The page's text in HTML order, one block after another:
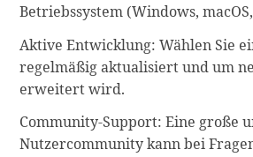
Betriebssystem (Windows,
Aktive Entwicklung: Wählen Sie
regelmäßig aktualisiert und um
erweitert wird.
Community-Support: Eine große
Nutzercommunity kann bei